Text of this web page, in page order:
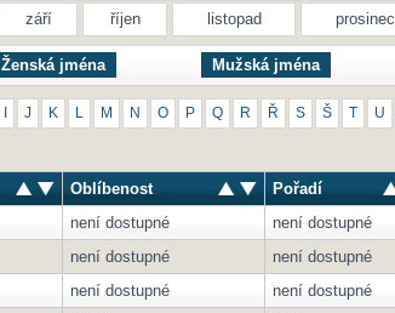
září říjen listopad prosinec
Ženská jména Mužská jména
J K M N O P Q R Ř S Š T U
Oblíbenost
Pořadí
není dostupné
není dostupné
není dostupné
není dostupné
není dostupné
není dostupné